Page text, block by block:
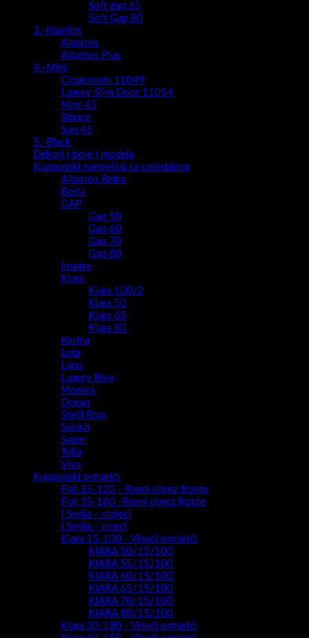
Soft gap 65
Soft Gap 80
3.-Klasični
Albatros
Albatros Plus
4.-Mini
Cloakroom 11049
Luxury Slim Door 11054
Mini 45
Stance
Sun 45
5.-Black
Dekori ( boje ) modela
Kupaonski namještaj sa ogledalom
Albatros Retro
Berta
GAP
Gap 50
Gap 60
Gap 70
Gap 80
Inspire
Kiara
Kiara 100/2
Kiara 50
Kiara 65
Kiara 80
Korina
Lota
Luna
Luxury Riva
Monica
Ocean
Shelf Riva
Splash
Super
Tulia
Viva
Kupaonski ormarići
Flat 35-120 - Ravni obrez fronte
Flat 35-180 -Ravni obrez fronte
I Serija - stojeći
I Serija - viseći
Kiara 15-100 - Viseći ormarići
KIARA 50/15/100
KIARA 55/15/100
KIARA 60/15/100
KIARA 65/15/100
KIARA 70/15/100
KIARA 80/15/100
Kiara 30-180 - Viseći ormarići